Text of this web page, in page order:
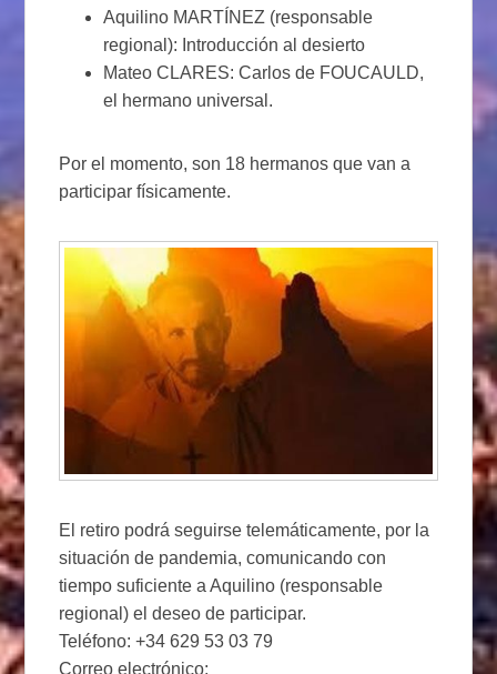
Aquilino MARTÍNEZ (responsable
regional): Introducción al desierto
Mateo CLARES: Carlos de FOUCAULD,
el hermano universal.
Por el momento, son 18 hermanos que van a
participar físicamente.
El retiro podrá seguirse telemáticamente, por la
situación de pandemia, comunicando con
tiempo suficiente a Aquilino (responsable
regional) el deseo de participar.
Teléfono: +34 629 53 03 79
Correo electrónico: